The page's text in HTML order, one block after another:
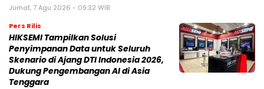
Jumat, 7 Agu 2026 - 09:32 WIB
Pers Rilis
HIKSEMI Tampilkan Solusi
Penyimpanan Data untuk Seluruh
Skenario di Ajang DTI Indonesia 2026,
Dukung Pengembangan AI di Asia
Tenggara